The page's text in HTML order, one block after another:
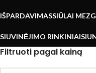
IŠPARDAVIMASSIŪLAI
SIUVINĖJIMO RINKINIAI
Filtruoti pagal kainą